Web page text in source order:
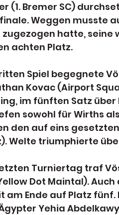
(1. Bremer SC)
Weggen musste
zugezogen hatte,
achten Platz.
Spiel begegnete
Kovac (Airport
im fünften Satz
sowohl für Wirths
den auf eins
Welte triumphierte
Turniertag traf
Dot Maintal).
am Ende auf Platz
Yehia